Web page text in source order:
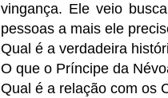
vingança. Ele veio
pessoas a mais ele
Qual é a verdadeira
O que o Príncipe da
Qual é a relação com os